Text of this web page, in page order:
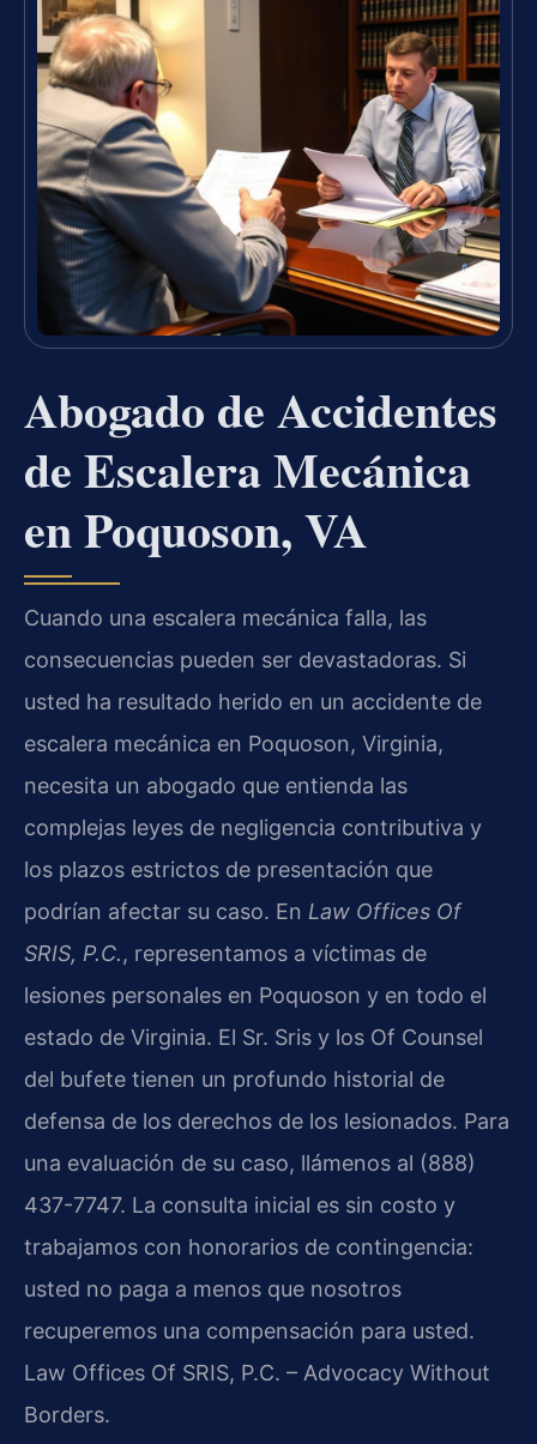
Abogado de Accidentes
de Escalera Mecánica
en Poquoson, VA
Cuando una escalera mecánica falla, las
consecuencias pueden ser devastadoras. Si
usted ha resultado herido en un accidente de
escalera mecánica en Poquoson, Virginia,
necesita un abogado que entienda las
complejas leyes de negligencia contributiva y
los plazos estrictos de presentación que
podrían afectar su caso. En Law Offices Of
SRIS, P.C., representamos a víctimas de
lesiones personales en Poquoson y en todo el
estado de Virginia. El Sr. Sris y los Of Counsel
del bufete tienen un profundo historial de
defensa de los derechos de los lesionados. Para
una evaluación de su caso, llámenos al (888)
437-7747. La consulta inicial es sin costo y
trabajamos con honorarios de contingencia:
usted no paga a menos que nosotros
recuperemos una compensación para usted.
Law Offices Of SRIS, P.C. – Advocacy Without
Borders.